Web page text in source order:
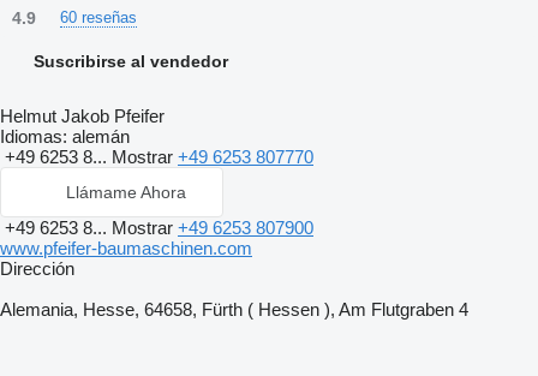
4.9 60 reseñas
Suscribirse al vendedor
Helmut Jakob Pfeifer
Idiomas: alemán
+49 6253 8... Mostrar +49 6253 807770
Llámame Ahora
+49 6253 8... Mostrar +49 6253 807900
www.pfeifer-baumaschinen.com
Dirección
Alemania, Hesse, 64658, Fürth ( Hessen ), Am Flutgraben 4